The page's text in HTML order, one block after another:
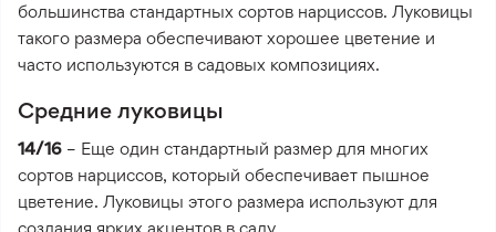
большинства стандартных сортов нарциссов. Луковицы
такого размера обеспечивают хорошее цветение и
часто используются в садовых композициях.
Средние луковицы
14/16 – Еще один стандартный размер для многих
сортов нарциссов, который обеспечивает пышное
цветение. Луковицы этого размера используют для